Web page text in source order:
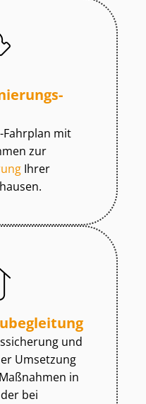
mit
zur
Ihrer
und
Umsetzung
in
bei